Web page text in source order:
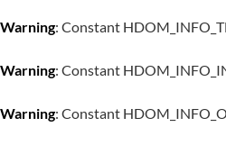
Warning: Constant
Warning: Constant
Warning: Constant